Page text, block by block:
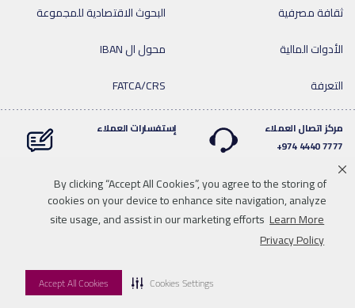
By clicking “Accept All Cookies”, you agree to the storing of
cookies on your device to enhance site navigation, analyze
site usage, and assist in our marketing efforts Learn More
Privacy Policy
Accept All Cookies Cookies Settings
البحوث الاقتصادية للمجموعة
ثقافة مصرفية
محول ال IBAN
الأدوات المالية
FATCA/CRS
التعرفة
مركز اتصال العملاء
7777 4440 974+
إستفسارات العملاء
LinkedinInstagramfacebookWhatsapp
twitteryoutube
للاتصال بنا تحميل الوسائط خريطة الموقع سياسة الخصوصية
© 2026 QNB